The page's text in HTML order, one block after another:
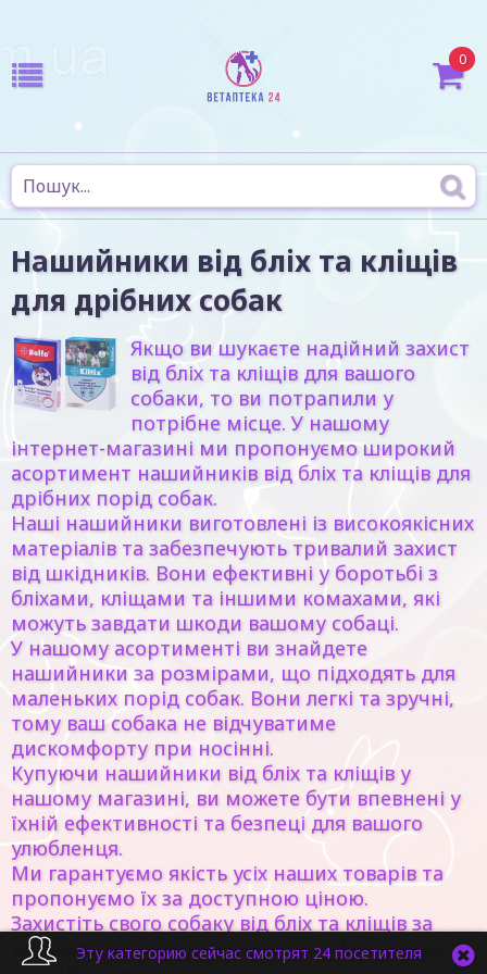
0
Нашийники від бліх та кліщів
для дрібних собак
Якщо ви шукаєте надійний захист
від бліх та кліщів для вашого
собаки, то ви потрапили у
потрібне місце. У нашому
інтернет-магазині ми пропонуємо широкий
асортимент нашийників від бліх та кліщів для
дрібних порід собак.
Наші нашийники виготовлені із високоякісних
матеріалів та забезпечують тривалий захист
від шкідників. Вони ефективні у боротьбі з
бліхами, кліщами та іншими комахами, які
можуть завдати шкоди вашому собаці.
У нашому асортименті ви знайдете
нашийники за розмірами, що підходять для
маленьких порід собак. Вони легкі та зручні,
тому ваш собака не відчуватиме
дискомфорту при носінні.
Купуючи нашийники від бліх та кліщів у
нашому магазині, ви можете бути впевнені у
їхній ефективності та безпеці для вашого
улюбленця.
Ми гарантуємо якість усіх наших товарів та
пропонуємо їх за доступною ціною.
Захистіть свого собаку від бліх та кліщів за
допомогою наших надійних та ефективних
Эту категорию сейчас смотрят 24 посетителя